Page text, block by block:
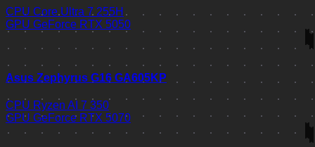
CPU Core Ultra 7 255H
GPU GeForce RTX 5050
Asus Zephyrus G16 GA605KP
CPU Ryzen AI 7 350
GPU GeForce RTX 5070